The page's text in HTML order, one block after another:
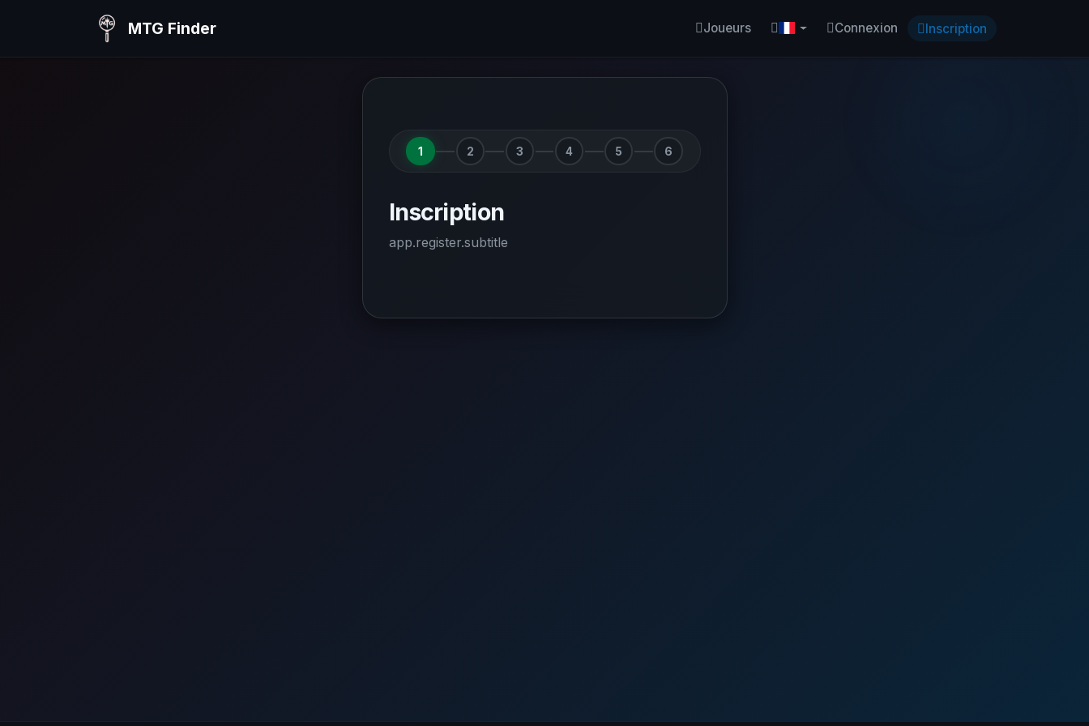
MTG Finder Joueurs Connexion Inscription
1 2 3 4 5 6
Inscription
app.register.subtitle